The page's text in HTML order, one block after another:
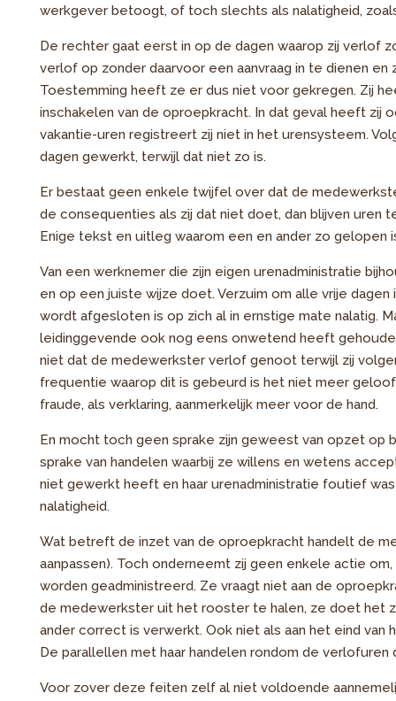
werkgever betoogt, of toch slechts als nalatigheid,
De rechter gaat eerst in op de dagen waarop zij verlof
verlof op zonder daarvoor een aanvraag in te dienen en
Toestemming heeft ze er dus niet voor gekregen. Zij
inschakelen van de oproepkracht. In dat geval heeft zij
vakantie-uren registreert zij niet in het urensysteem.
dagen gewerkt, terwijl dat niet zo is.
Er bestaat geen enkele twijfel over dat de
de consequenties als zij dat niet doet, dan blijven uren
Enige tekst en uitleg waarom een en ander zo gelopen
Van een werknemer die zijn eigen urenadministratie
en op een juiste wijze doet. Verzuim om alle vrije
wordt afgesloten is op zich al in ernstige mate nalatig.
leidinggevende ook nog eens onwetend heeft
niet dat de medewerkster verlof genoot terwijl zij
frequentie waarop dit is gebeurd is het niet meer
fraude, als verklaring, aanmerkelijk meer voor de hand.
En mocht toch geen sprake zijn geweest van opzet op
sprake van handelen waarbij ze willens en wetens
niet gewerkt heeft en haar urenadministratie foutief
nalatigheid.
Wat betreft de inzet van de oproepkracht handelt de
aanpassen). Toch onderneemt zij geen enkele actie
worden geadministreerd. Ze vraagt niet aan de
de medewerkster uit het rooster te halen, ze doet
ander correct is verwerkt. Ook niet als aan het eind
De parallellen met haar handelen rondom de verlofuren
Voor zover deze feiten zelf al niet voldoende